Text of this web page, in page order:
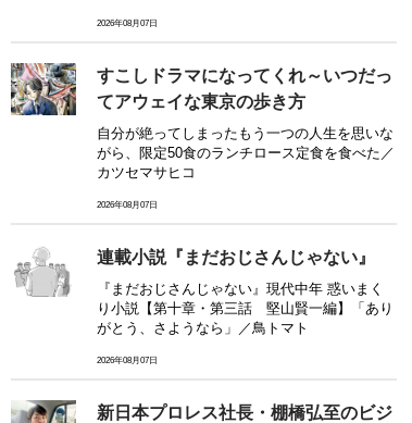
2026年08月07日
すこしドラマになってくれ～いつだっ
てアウェイな東京の歩き方
自分が絶ってしまったもう一つの人生を思いな
がら、限定50食のランチロース定食を食べた／
カツセマサヒコ
2026年08月07日
連載小説『まだおじさんじゃない』
『まだおじさんじゃない』現代中年 惑いまく
り小説【第十章・第三話 堅山賢一編】「あり
がとう、さようなら」／鳥トマト
2026年08月07日
新日本プロレス社長・棚橋弘至のビジ